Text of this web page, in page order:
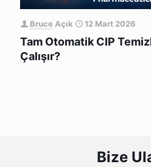
Bruce Açık 12 Mart 2026
Tam Otomatik CIP
Çalışır?
Bize